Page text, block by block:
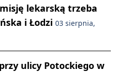
lekarską trzeba
i Łodzi 03 sierpnia,
ulicy Potockiego w